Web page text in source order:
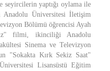
seyircilerin yaptığı oylama ile
Üniversitesi İletişim
Bölümü öğrencisi Ayah
filmi, ikinciliği Anadolu
Sinema ve Televizyon
"Sokakta Kırk Sekiz Saat"
Lisansüstü Eğitim